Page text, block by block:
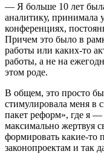
— Я больше 10 лет
аналитику, принимала
конференциях,
Причем это было в
работы или каких-то
работы, а не на
этом роде.
В общем, это просто
стимулировала меня в
пакет реформ», где я
максимально жертвуя
формировать какие-то
законопроектам и так